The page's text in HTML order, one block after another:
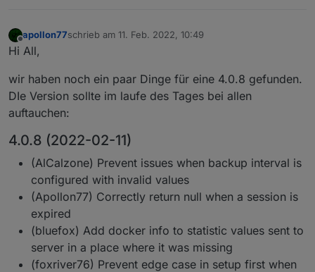
Offline
apollon77schrieb am 11. Feb. 2022, 10:49
zuletzt editiert von
Hi All,
wir haben noch ein paar Dinge für eine 4.0.8 gefunden.
DIe Version sollte im laufe des Tages bei allen
auftauchen:
4.0.8 (2022-02-11)
(AlCalzone) Prevent issues when backup interval is
configured with invalid values
(Apollon77) Correctly return null when a session is
expired
(bluefox) Add docker info to statistic values sent to
server in a place where it was missing
(foxriver76) Prevent edge case in setup first when